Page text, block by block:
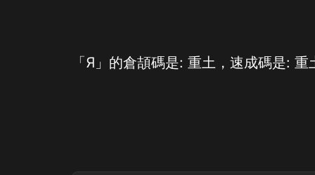
「Я」的倉頡碼是: 重土，速成碼是: 重